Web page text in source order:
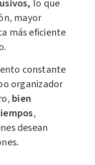
lo que
mayor
más eficiente
constante
organizador
bien
,
desean